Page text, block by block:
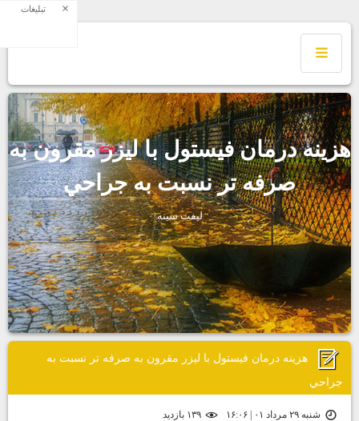
درمان فيستول با ليزر مقرون به
صرفه تر نسبت به جراحي
ليفت سينه
هزينه درمان فيستول با ليزر مقرون به صرفه تر نسبت به
جراحي
شنبه ۲۹ مرداد ۰۱ | ۱۶:۰۶ ۱۳۹ بازديد
تبلیغات